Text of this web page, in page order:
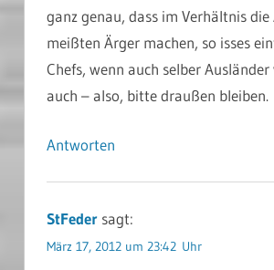
ganz genau, dass im Verhältnis die
meißten Ärger machen, so isses
Chefs, wenn auch selber Ausländer
auch – also, bitte draußen bleiben.
Antworten
StFeder sagt:
März 17, 2012 um 23:42 Uhr